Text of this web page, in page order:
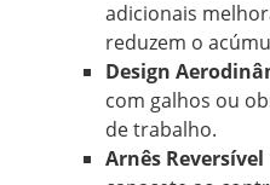
adicionais
reduzem o
Design
com galhos ou
de trabalho.
Arnês Reversível